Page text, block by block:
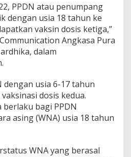
PPDN atau penumpang
dengan usia 18 tahun ke
vaksin dosis ketiga,”
Angkasa Pura
dalam
dengan usia 6-17 tahun
dosis kedua.
berlaku bagi PPDN
asing (WNA) usia 18 tahun
WNA yang berasal